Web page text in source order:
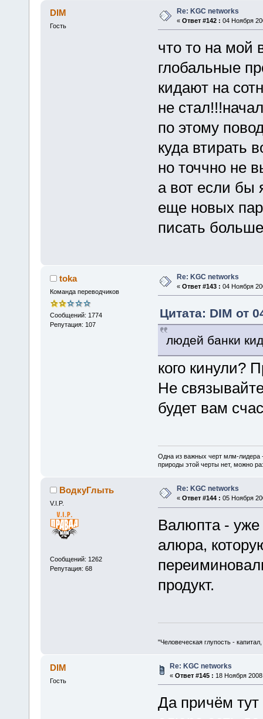
DIM
Гость
Re: KGC networks
« Ответ #142 : 04 Ноября
что то на мой
глобальные
кидают на
не
по этому
куда втирать
но точчно не
а вот если бы
еще новых
писать
toka
Команда переводчиков
Сообщений: 1774
Репутация: 107
Re: KGC networks
« Ответ #143 : 04 Ноября
Цитата: DIM от
людей банки
кого кинули?
Не
будет вам
Одна из важных черт млм-лидера
природы этой черты нет, можно
ВодкуГлыть
V.I.P.
Сообщений: 1262
Репутация: 68
Re: KGC networks
« Ответ #144 : 05 Ноября
Валюпта -
алюра,
продукт.
"Человеческая глупость -
DIM
Гость
Re: KGC networks
« Ответ #145 : 18 Ноября
Да причём